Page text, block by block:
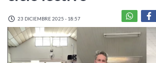
23 DICIEMBRE 2025 - 18:57